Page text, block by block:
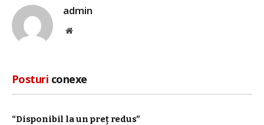
admin
Site
Posturi conexe
“Disponibil la un preț redus”